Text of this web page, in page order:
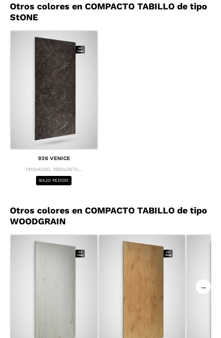
Otros colores en COMPACTO TABILLO de tipo
StONE
926 VENICE
1410x4300, 1860x3670...
BAJO PEDIDO
Otros colores en COMPACTO TABILLO de tipo
WOODGRAIN
→